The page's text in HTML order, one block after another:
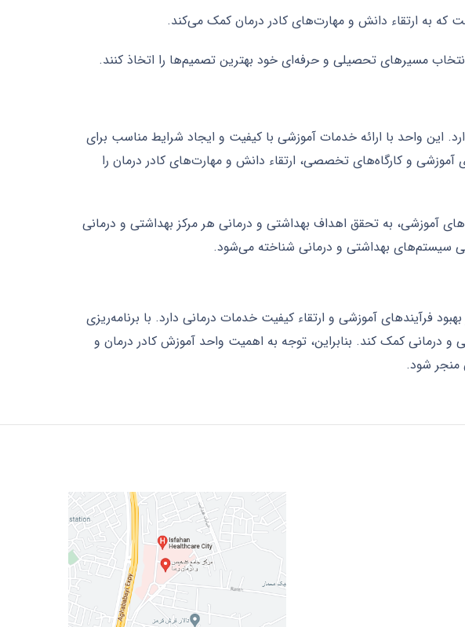
که به ارتقاء دانش و مهارت‌های کادر درمان کمک می‌کند.
مسیرهای تحصیلی و حرفه‌ای خود بهترین تصمیم‌ها را اتخاذ کنند.
این واحد با ارائه خدمات آموزشی با کیفیت و ایجاد شرایط مناسب برای
آموزشی و کارگاه‌های تخصصی، ارتقاء دانش و مهارت‌های کادر درمان را
آموزشی، به تحقق اهداف بهداشتی و درمانی هر مرکز بهداشتی و درمانی
سیستم‌های بهداشتی و درمانی شناخته می‌شود.
فرآیندهای آموزشی و ارتقاء کیفیت خدمات درمانی دارد. با برنامه‌ریزی
درمانی کمک کند. بنابراین، توجه به اهمیت واحد آموزش کادر درمان و
منجر شود.